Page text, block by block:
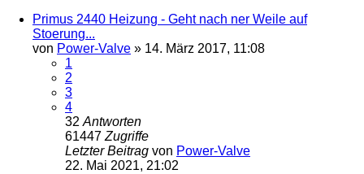
Primus 2440 Heizung - Geht nach ner Weile auf
Stoerung...
von Power-Valve » 14. März 2017, 11:08
1
2
3
4
32 Antworten
61447 Zugriffe
Letzter Beitrag von Power-Valve
22. Mai 2021, 21:02